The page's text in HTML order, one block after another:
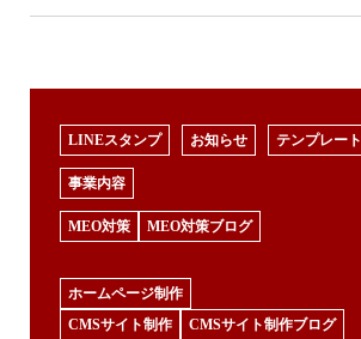
LINEスタンプ お知らせ テンプレート
事業内容
MEO対策 MEO対策ブログ
ホームページ制作
CMSサイト制作
CMSサイト制作ブログ